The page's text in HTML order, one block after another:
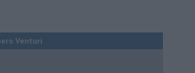
Venturi